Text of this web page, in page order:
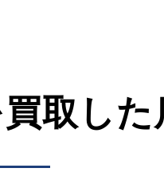
取した